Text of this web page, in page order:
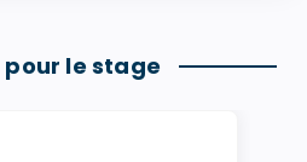
pour le stage